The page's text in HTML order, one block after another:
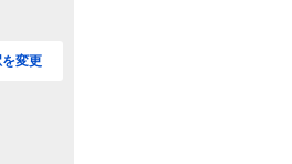
変更